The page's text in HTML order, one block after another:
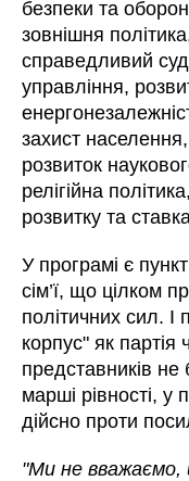
безпеки та
зовнішня
справедливий
управління,
захист населення,
розвиток
релігійна
розвитку та
У програмі є
сім’ї, що цілком
політичних сил.
корпус" як партія
представників не
марші рівності, у
дійсно проти
"Ми не вважаємо,